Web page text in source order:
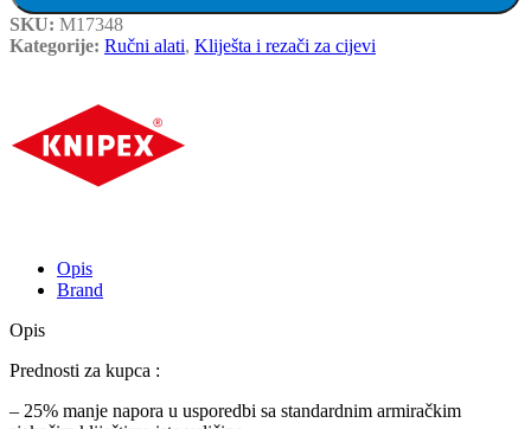
SKU: M17348
Kategorije: Ručni alati, Kliješta i rezači za cijevi
Opis
Brand
Opis
Prednosti za kupca :
– 25% manje napora u usporedbi sa standardnim armiračkim